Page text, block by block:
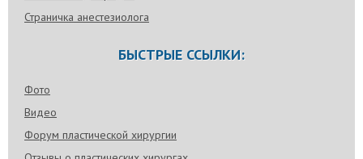
Страничка анестезиолога
БЫСТРЫЕ ССЫЛКИ:
Фото
Видео
Форум пластической хирургии